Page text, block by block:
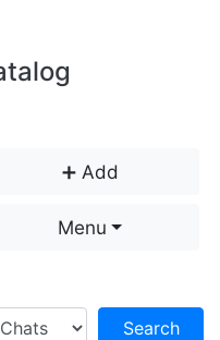
➕ Add
Menu
Search